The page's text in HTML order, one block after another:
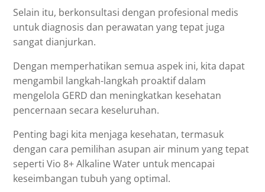
Selain itu, berkonsultasi dengan profesional medis
untuk diagnosis dan perawatan yang tepat juga
sangat dianjurkan.
Dengan memperhatikan semua aspek ini, kita dapat
mengambil langkah-langkah proaktif dalam
mengelola GERD dan meningkatkan kesehatan
pencernaan secara keseluruhan.
Penting bagi kita menjaga kesehatan, termasuk
dengan cara pemilihan asupan air minum yang tepat
seperti Vio 8+ Alkaline Water untuk mencapai
keseimbangan tubuh yang optimal.